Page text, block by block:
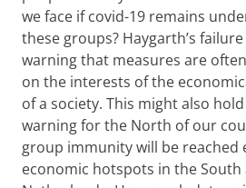
we face if covid-19 remains
these groups? Haygarth’s
warning that measures are
on the interests of the
of a society. This might also
warning for the North of our
group immunity will be reached
economic hotspots in the South